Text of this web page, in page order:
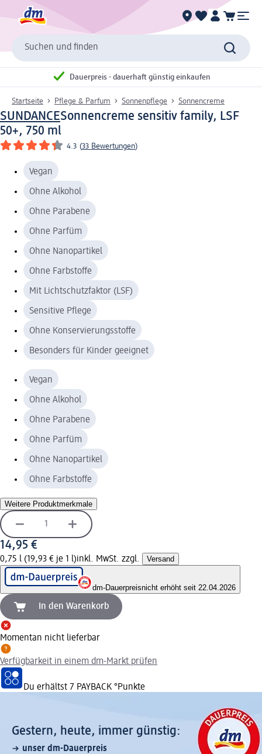
Suchen und finden
Dauerpreis - dauerhaft günstig einkaufen
Startseite Pflege & Parfum Sonnenpflege Sonnencreme
SUNDANCESonnencreme sensitiv family, LSF
50+, 750 ml
4.3 (33 Bewertungen)
Vegan
Ohne Alkohol
Ohne Parabene
Ohne Parfüm
Ohne Nanopartikel
Ohne Farbstoffe
Mit Lichtschutzfaktor (LSF)
Sensitive Pflege
Ohne Konservierungsstoffe
Besonders für Kinder geeignet
Vegan
Ohne Alkohol
Ohne Parabene
Ohne Parfüm
Ohne Nanopartikel
Ohne Farbstoffe
Weitere Produktmerkmale
14,95 €
0,75 l (19,93 € je 1 l)inkl. MwSt. zzgl. Versand
dm-Dauerpreisnicht erhöht seit 22.04.2026
In den Warenkorb
Momentan nicht lieferbar
Verfügbarkeit in einem dm-Markt prüfen
Du erhältst 7 PAYBACK °Punkte
Gestern, heute, immer günstig:
unser dm-Dauerpreis